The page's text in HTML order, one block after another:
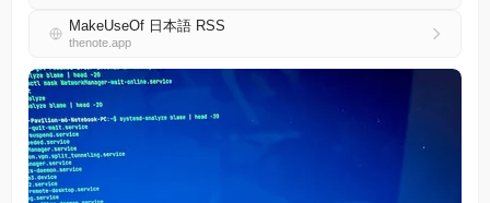
MakeUseOf 日本語 RSS
thenote.app